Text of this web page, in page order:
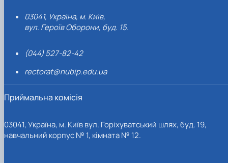
03041, Україна, м. Київ,
вул. Героїв Оборони, буд. 15.
(044) 527-82-42
rectorat@nubip.edu.ua
Приймальна комісія
03041, Україна, м. Київ вул. Горіхуватський шлях, буд. 19,
навчальний корпус № 1, кімната № 12.